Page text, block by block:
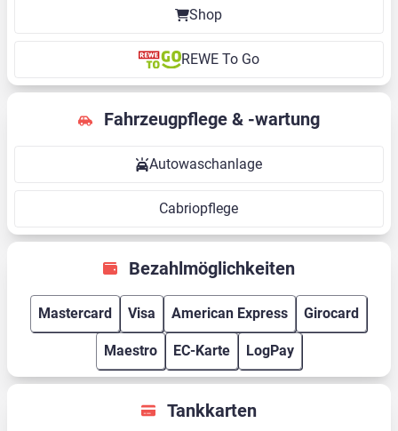
Shop
REWE To Go
Fahrzeugpflege & -wartung
Autowaschanlage
Cabriopflege
Bezahlmöglichkeiten
Mastercard Visa American Express Girocard
Maestro EC-Karte LogPay
Tankkarten